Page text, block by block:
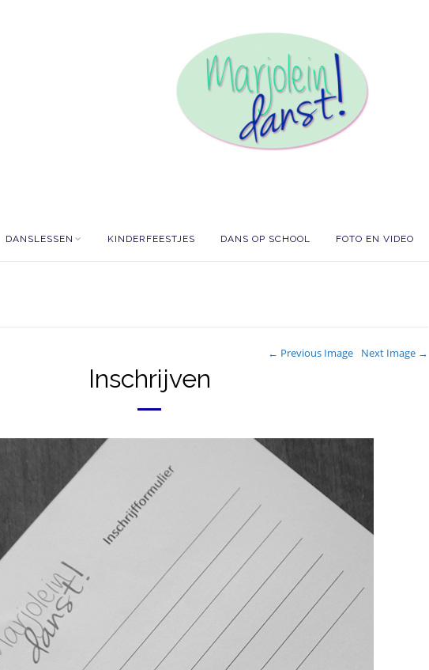
DANSLESSEN KINDERFEESTJES DANS OP SCHOOL FOTO EN VIDEO
← Previous Image Next Image →
Inschrijven